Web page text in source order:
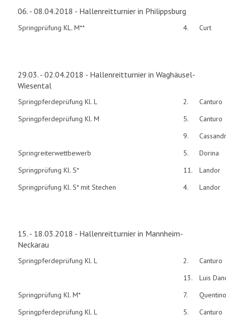
06. - 08.04.2018 - Hallenreitturnier in Philippsburg
Springprüfung KL. M** 4. Curt
29.03. - 02.04.2018 - Hallenreitturnier in Waghäusel-
Wiesental
Springpferdeprüfung Kl. L 2.
Canturo
Springpferdeprüfung Kl. M
5.
Canturo
9.
Springreiterwettbewerb
5.
Dorina
Springprüfung Kl. S*
11.
Landor
Springprüfung Kl. S* mit Stechen
4. Landor
15. - 18.03.2018 - Hallenreitturnier in Mannheim-
Neckarau
Springpferdeprüfung Kl. L 2.
Canturo
13.
Luis
Springprüfung Kl. M*
7.
Quentino
Springpferdeprüfung Kl. L
5.
Canturo